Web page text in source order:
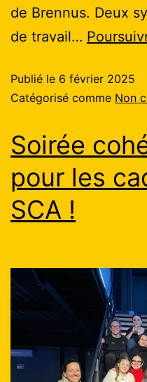
de Brennus. Deux
de travail…
Publié le 6 février 2025
Catégorisé comme Non
Soirée
pour les
SCA !